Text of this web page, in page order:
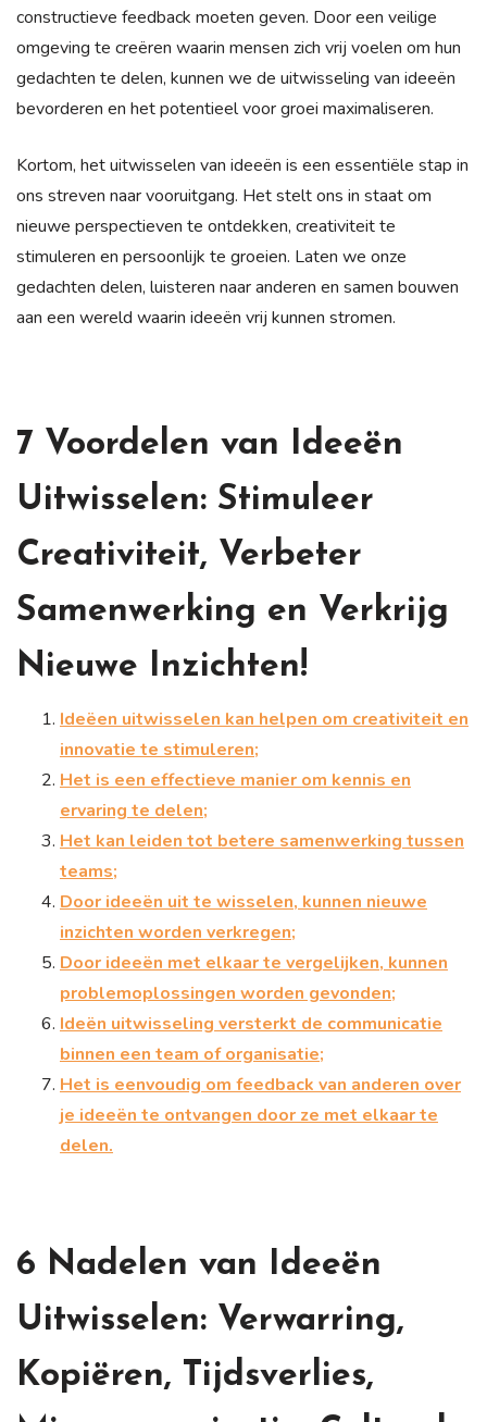
constructieve feedback moeten geven. Door een veilige
omgeving te creëren waarin mensen zich vrij voelen om hun
gedachten te delen, kunnen we de uitwisseling van ideeën
bevorderen en het potentieel voor groei maximaliseren.
Kortom, het uitwisselen van ideeën is een essentiële stap in
ons streven naar vooruitgang. Het stelt ons in staat om
nieuwe perspectieven te ontdekken, creativiteit te
stimuleren en persoonlijk te groeien. Laten we onze
gedachten delen, luisteren naar anderen en samen bouwen
aan een wereld waarin ideeën vrij kunnen stromen.
7 Voordelen van Ideeën
Uitwisselen: Stimuleer
Creativiteit, Verbeter
Samenwerking en Verkrijg
Nieuwe Inzichten!
Ideëen uitwisselen kan helpen om creativiteit en
innovatie te stimuleren;
Het is een effectieve manier om kennis en
ervaring te delen;
Het kan leiden tot betere samenwerking tussen
teams;
Door ideeën uit te wisselen, kunnen nieuwe
inzichten worden verkregen;
Door ideeën met elkaar te vergelijken, kunnen
problemoplossingen worden gevonden;
Ideën uitwisseling versterkt de communicatie
binnen een team of organisatie;
Het is eenvoudig om feedback van anderen over
je ideeën te ontvangen door ze met elkaar te
delen.
6 Nadelen van Ideeën
Uitwisselen: Verwarring,
Kopiëren, Tijdsverlies,